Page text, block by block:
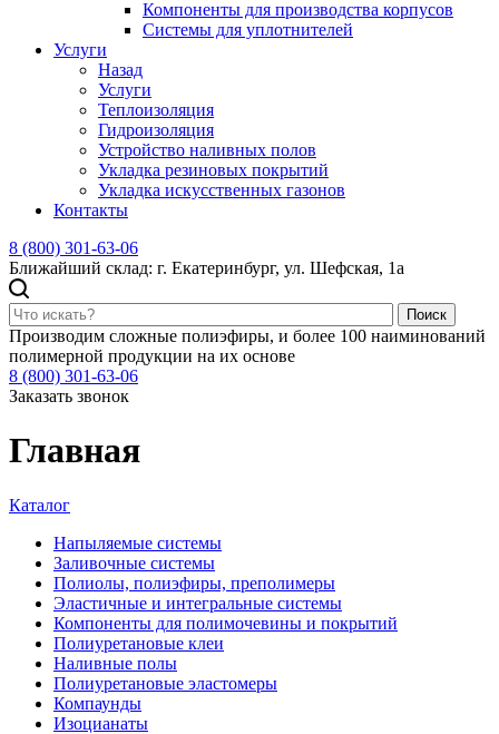
Компоненты для производства корпусов
Системы для уплотнителей
Услуги
Назад
Услуги
Теплоизоляция
Гидроизоляция
Устройство наливных полов
Укладка резиновых покрытий
Укладка искусственных газонов
Контакты
8 (800) 301-63-06
Ближайший склад: г. Екатеринбург, ул. Шефская, 1а
Поиск
Производим сложные полиэфиры, и более 100 наиминований
полимерной продукции на их основе
8 (800) 301-63-06
Заказать звонок
Главная
Каталог
Напыляемые системы
Заливочные системы
Полиолы, полиэфиры, преполимеры
Эластичные и интегральные системы
Компоненты для полимочевины и покрытий
Полиуретановые клеи
Наливные полы
Полиуретановые эластомеры
Компаунды
Изоцианаты